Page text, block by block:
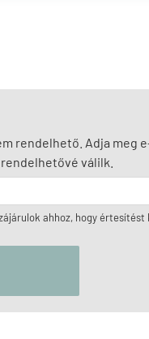
rendelhető. Adja meg
válilk.
ahhoz, hogy